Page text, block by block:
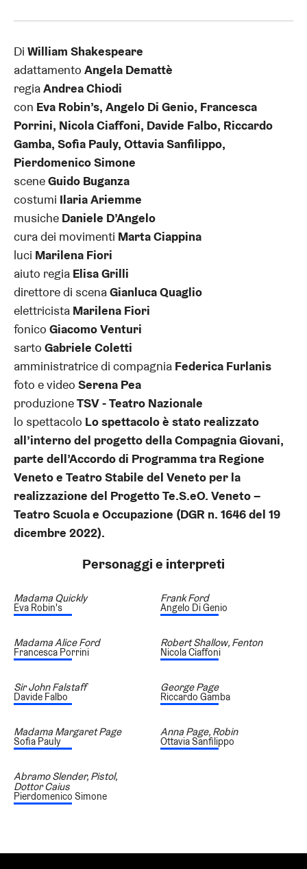
Di William Shakespeare
adattamento Angela Demattè
regiaAndrea Chiodi
con Eva Robin’s, Angelo Di Genio, Francesca
Porrini, Nicola Ciaffoni, Davide Falbo, Riccardo
Gamba, Sofia Pauly, Ottavia Sanfilippo,
Pierdomenico Simone
sceneGuido Buganza
costumi Ilaria Ariemme
musiche Daniele D’Angelo
cura dei movimenti Marta Ciappina
luci Marilena Fiori
aiuto regia Elisa Grilli
direttore di scenaGianluca Quaglio
elettricista Marilena Fiori
fonico Giacomo Venturi
sarto Gabriele Coletti
amministratrice di compagnia Federica Furlanis
foto e video Serena Pea
produzione
TSV - Teatro Nazionale
lo spettacolo Lo spettacolo è stato realizzato
all’interno del progetto della Compagnia Giovani,
parte dell’Accordo di Programma tra Regione
Veneto e Teatro Stabile del Veneto per la
realizzazione del Progetto Te.S.eO. Veneto –
Teatro Scuola e Occupazione (DGR n. 1646 del 19
dicembre 2022).
Personaggi e interpreti
Madama Quickly
Eva Robin's
Frank Ford
Angelo Di Genio
Madama Alice Ford
Francesca Porrini
Robert Shallow, Fenton
Nicola Ciaffoni
Sir John Falstaff
Davide Falbo
George Page
Riccardo Gamba
Madama Margaret Page
Sofia Pauly
Anna Page, Robin
Ottavia Sanfilippo
Abramo Slender, Pistol,
Dottor Caius
Pierdomenico Simone